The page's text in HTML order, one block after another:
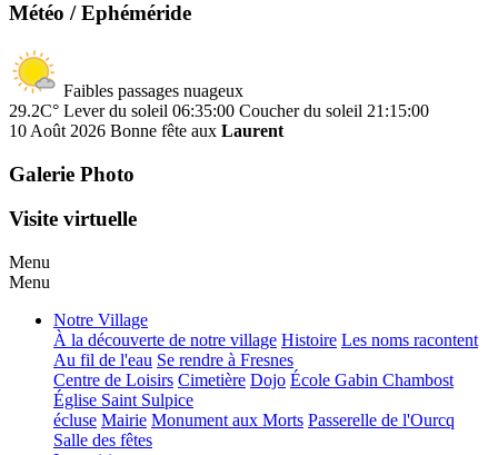
Météo / Ephéméride
Faibles passages nuageux
29.2C° Lever du soleil 06:35:00 Coucher du soleil 21:15:00
10 Août 2026 Bonne fête aux Laurent
Galerie Photo
Visite virtuelle
Menu
Menu
Notre Village
À la découverte de notre village Histoire Les noms racontent
Au fil de l'eau Se rendre à Fresnes
Centre de Loisirs Cimetière Dojo École Gabin Chambost
Église Saint Sulpice
écluse Mairie Monument aux Morts Passerelle de l'Ourcq
Salle des fêtes